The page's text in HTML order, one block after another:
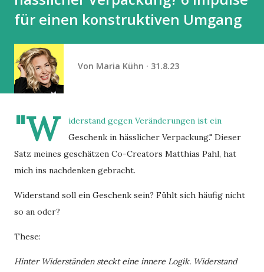
für einen konstruktiven Umgang
Von Maria Kühn 31.8.23
"W
iderstand gegen Veränderungen ist ein
Geschenk in hässlicher Verpackung." Dieser
Satz meines geschätzen Co-Creators Matthias Pahl, hat
mich ins nachdenken gebracht.
Widerstand soll ein Geschenk sein? Fühlt sich häufig nicht
so an oder?
These:
Hinter Widerständen steckt eine innere Logik. Widerstand